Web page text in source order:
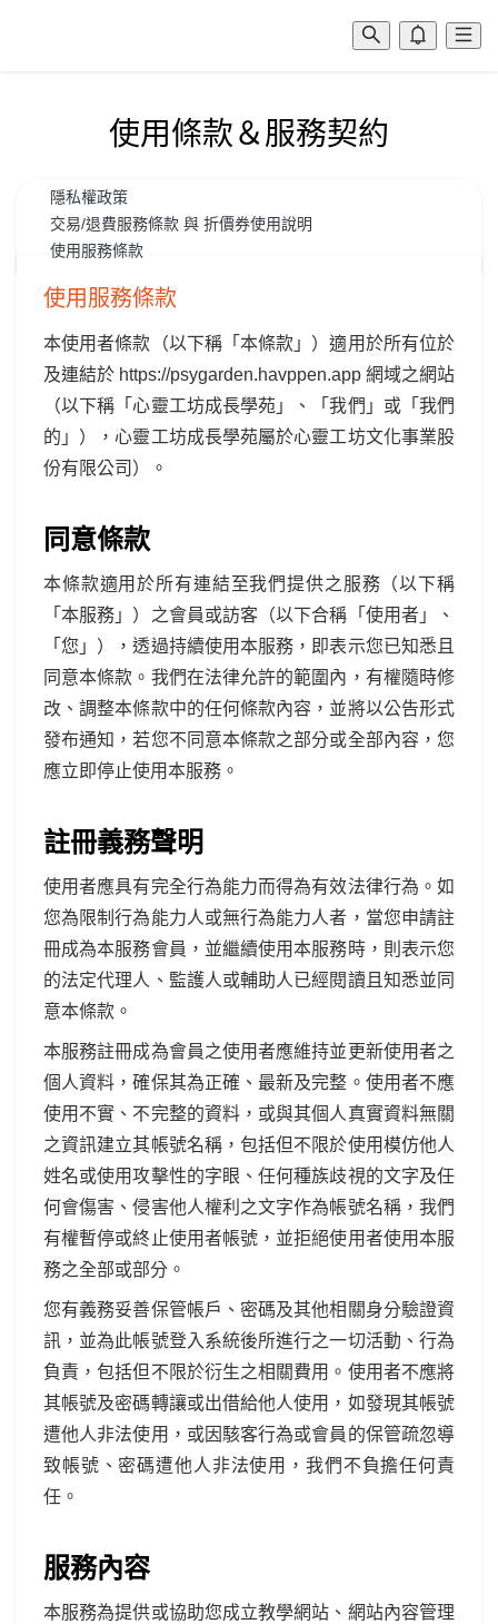
使用條款＆服務契約
隱私權政策
交易/退費服務條款 與 折價券使用說明
使用服務條款
使用服務條款
本使用者條款（以下稱「本條款」）適用於所有位於
及連結於 https://psygarden.havppen.app 網域之網站
（以下稱「心靈工坊成長學苑」、「我們」或「我們
的」），心靈工坊成長學苑屬於心靈工坊文化事業股
份有限公司）。
同意條款
本條款適用於所有連結至我們提供之服務（以下稱
「本服務」）之會員或訪客（以下合稱「使用者」、
「您」），透過持續使用本服務，即表示您已知悉且
同意本條款。我們在法律允許的範圍內，有權隨時修
改、調整本條款中的任何條款內容，並將以公告形式
發布通知，若您不同意本條款之部分或全部內容，您
應立即停止使用本服務。
註冊義務聲明
使用者應具有完全行為能力而得為有效法律行為。如
您為限制行為能力人或無行為能力人者，當您申請註
冊成為本服務會員，並繼續使用本服務時，則表示您
的法定代理人、監護人或輔助人已經閱讀且知悉並同
意本條款。
本服務註冊成為會員之使用者應維持並更新使用者之
個人資料，確保其為正確、最新及完整。使用者不應
使用不實、不完整的資料，或與其個人真實資料無關
之資訊建立其帳號名稱，包括但不限於使用模仿他人
姓名或使用攻擊性的字眼、任何種族歧視的文字及任
何會傷害、侵害他人權利之文字作為帳號名稱，我們
有權暫停或終止使用者帳號，並拒絕使用者使用本服
務之全部或部分。
您有義務妥善保管帳戶、密碼及其他相關身分驗證資
訊，並為此帳號登入系統後所進行之一切活動、行為
負責，包括但不限於衍生之相關費用。使用者不應將
其帳號及密碼轉讓或出借給他人使用，如發現其帳號
遭他人非法使用，或因駭客行為或會員的保管疏忽導
致帳號、密碼遭他人非法使用，我們不負擔任何責
任。
服務內容
本服務為提供或協助您成立教學網站、網站內容管理